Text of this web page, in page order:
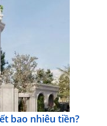
bao nhiêu tiền?